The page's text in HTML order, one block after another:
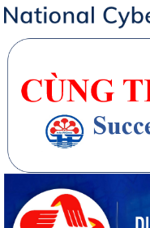
20 căn nhà ở thấp tầng tại